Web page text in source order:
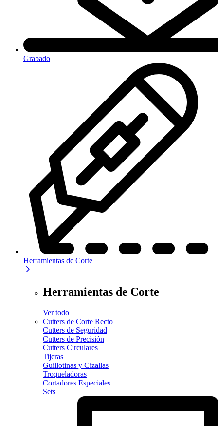
Grabado
Herramientas de Corte
Herramientas de Corte
Ver todo
Cutters de Corte Recto
Cutters de Seguridad
Cutters de Precisión
Cutters Circulares
Tijeras
Guillotinas y Cizallas
Troqueladoras
Cortadores Especiales
Sets